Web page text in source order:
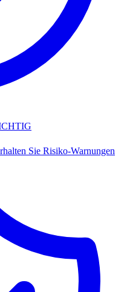
Sie Risiko-Warnungen